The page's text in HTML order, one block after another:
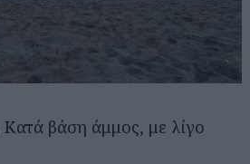
Κατά βάση άμμος, με λίγο